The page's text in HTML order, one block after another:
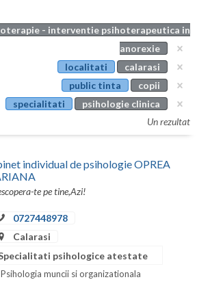
- interventie psihoterapeutica in
anorexie
localitati
calarasi
public tinta
copii
specialitati
psihologie clinica
Un rezultat
individual de psihologie OPREA
te pe tine,Azi!
0727448978
Calarasi
psihologice atestate
Psihologia muncii si organizationala